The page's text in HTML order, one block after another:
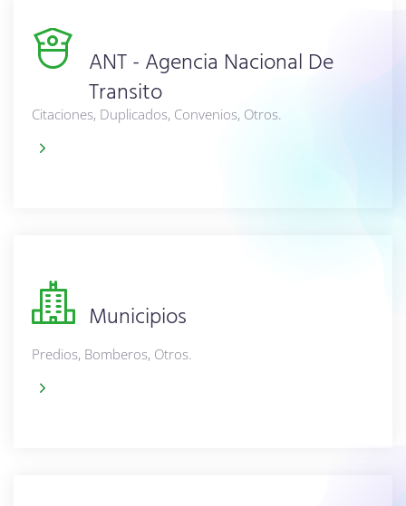
ANT - Agencia Nacional De
Transito
Citaciones, Duplicados, Convenios, Otros.
Municipios
Predios, Bomberos, Otros.